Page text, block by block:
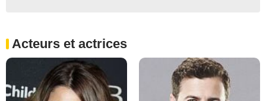
Acteurs et actrices